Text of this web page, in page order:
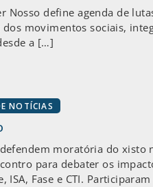
Nosso define agenda de
dos movimentos sociais,
a […]
NOTÍCIAS
moratória do
para debater os
ISA, Fase e CTI.